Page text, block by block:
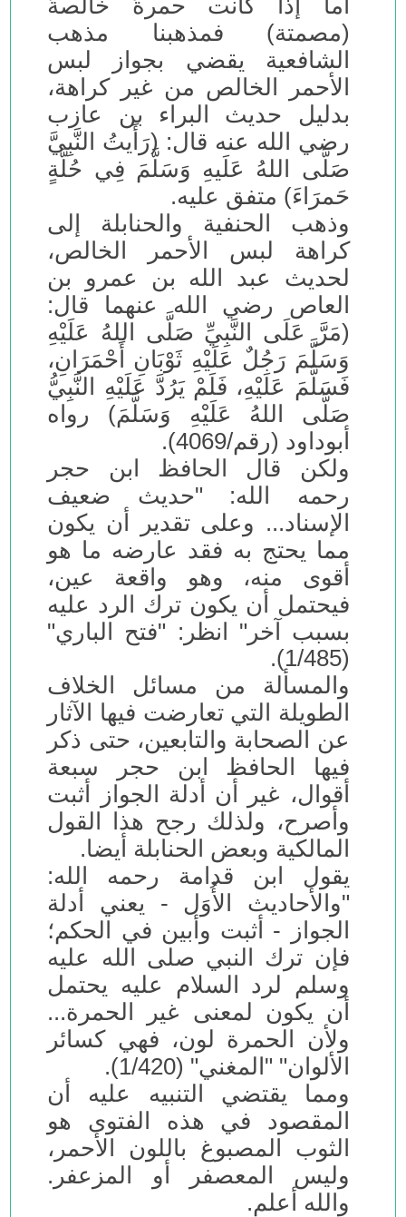
أما إذا كانت حمرةً خالصةً
(مصمتة) فمذهبنا مذهب
الشافعية يقضي بجواز لبس
الأحمر الخالص من غير كراهة،
بدليل حديث البراء بن عازب
رضي الله عنه قال: (رَأَيتُ النَّبِيَّ
صَلَّى اللهُ عَلَيهِ وَسَلَّمَ فِي حُلَّةٍ
حَمرَاءَ) متفق عليه.
وذهب الحنفية والحنابلة إلى
كراهة لبس الأحمر الخالص،
لحديث عبد الله بن عمرو بن
العاص رضي الله عنهما قال:
(مَرَّ عَلَى النَّبِيِّ صَلَّى اللهُ عَلَيْهِ
وَسَلَّمَ رَجُلٌ عَلَيْهِ ثَوْبَانِ أَحْمَرَانِ،
فَسَلَّمَ عَلَيْهِ، فَلَمْ يَرُدَّ عَلَيْهِ النَّبِيُّ
صَلَّى اللهُ عَلَيْهِ وَسَلَّمَ) رواه
أبوداود (رقم/4069).
ولكن قال الحافظ ابن حجر
رحمه الله: "حديث ضعيف
الإسناد... وعلى تقدير أن يكون
مما يحتج به فقد عارضه ما هو
أقوى منه، وهو واقعة عين،
فيحتمل أن يكون ترك الرد عليه
بسبب آخر" انظر: "فتح الباري"
(1/485).
والمسألة من مسائل الخلاف
الطويلة التي تعارضت فيها الآثار
عن الصحابة والتابعين، حتى ذكر
فيها الحافظ ابن حجر سبعة
أقوال، غير أن أدلة الجواز أثبت
وأصرح، ولذلك رجح هذا القول
المالكية وبعض الحنابلة أيضا.
يقول ابن قدامة رحمه الله:
"والأحاديث الأُوَل - يعني أدلة
الجواز - أثبت وأبين في الحكم؛
فإن ترك النبي صلى الله عليه
وسلم لرد السلام عليه يحتمل
أن يكون لمعنى غير الحمرة...
ولأن الحمرة لون، فهي كسائر
الألوان" "المغني" (1/420).
ومما يقتضي التنبيه عليه أن
المقصود في هذه الفتوى هو
الثوب المصبوغ باللون الأحمر،
وليس المعصفر أو المزعفر.
والله أعلم.